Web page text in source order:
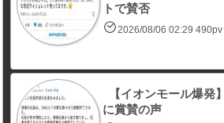
トで賛否
2026/08/06 02:29 490pv
【イオンモール爆発
に賞賛の声